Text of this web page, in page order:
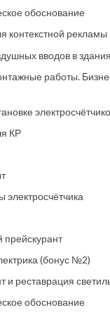
обоснование
контекстной
вводов в
работы.
КР
электросчётчика
прейскурант
(бонус №2)
и реставрация
обоснование